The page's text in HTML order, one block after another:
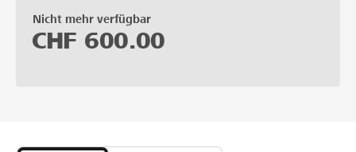
Nicht mehr verfügbar
CHF 600.00